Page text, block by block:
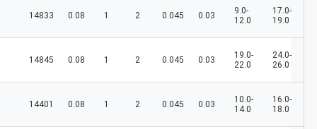
14833 0.08 1 2 0.045 0.03
9.0-
12.0
17.0-
19.0
14845 0.08 1 2 0.045 0.03
19.0-
22.0
24.0-
26.0
14401 0.08 1 2 0.045 0.03
10.0-
14.0
16.0-
18.0